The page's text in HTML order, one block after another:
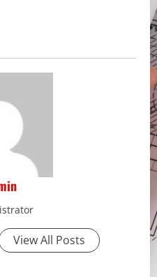
View All Posts